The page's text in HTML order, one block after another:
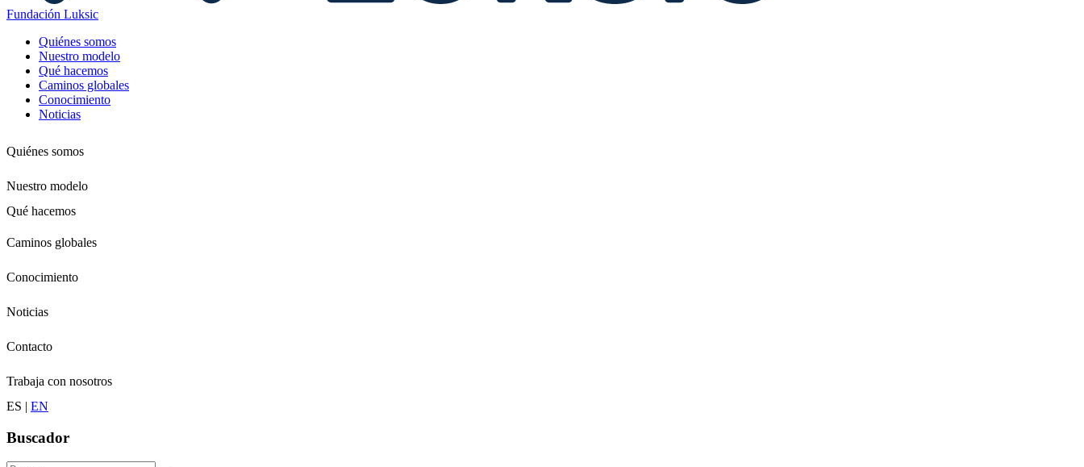
Fundación Luksic
Quiénes somos
Nuestro modelo
Qué hacemos
Caminos globales
Conocimiento
Noticias
Quiénes somos
Nuestro modelo
Qué hacemos
Jóvenes
Adultos
Conservación
Caminos globales
Conocimiento
Noticias
Contacto
Trabaja con nosotros
ES | EN
Buscador